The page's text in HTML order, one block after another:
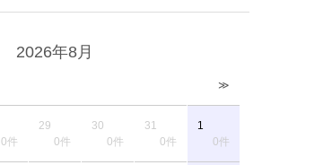
2026年8月
≫
0件
29
0件
30
0件
31
0件
1
0件